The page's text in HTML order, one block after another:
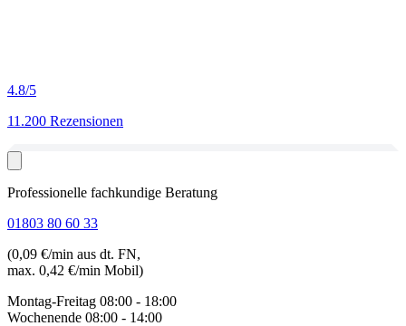
4.8/5
11.200 Rezensionen
Professionelle fachkundige Beratung
01803 80 60 33
(0,09 €/min aus dt. FN,
max. 0,42 €/min Mobil)
Montag-Freitag 08:00 - 18:00
Wochenende 08:00 - 14:00